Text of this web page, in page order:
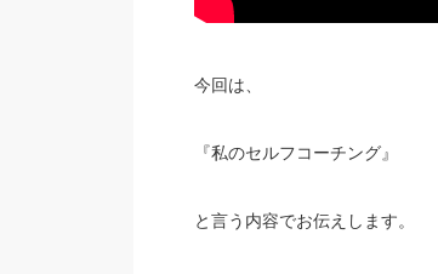
今回は、
『私のセルフコーチング』
と言う内容でお伝えします。